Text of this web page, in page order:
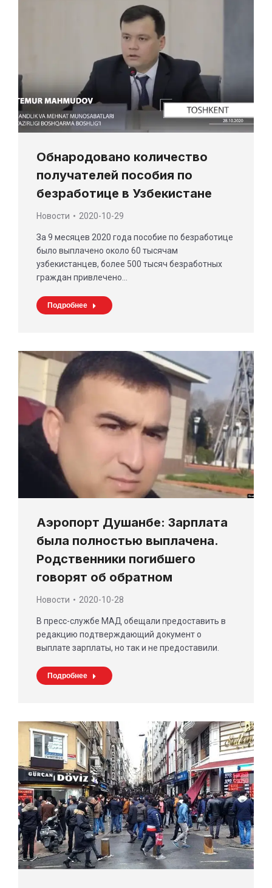
Обнародовано количество
получателей пособия по
безработице в Узбекистане
Новости 2020-10-29
За 9 месяцев 2020 года пособие по безработице
было выплачено около 60 тысячам
узбекистанцев, более 500 тысяч безработных
граждан привлечено…
Подробнее
Аэропорт Душанбе: Зарплата
была полностью выплачена.
Родственники погибшего
говорят об обратном
Новости 2020-10-28
В пресс-службе МАД обещали предоставить в
редакцию подтверждающий документ о
выплате зарплаты, но так и не предоставили.
Подробнее